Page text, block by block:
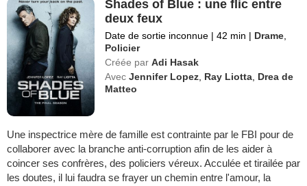
Shades of Blue : une flic entre
deux feux
Date de sortie inconnue | 42 min | Drame
Policier
Créée par Adi Hasak
Avec Jennifer Lopez Ray Liotta Drea de
Matteo
Une inspectrice mère de famille est contrainte par le FBI pour de
collaborer avec la branche anti-corruption afin de les aider à
coincer ses confrères, des policiers véreux. Acculée et tirailée par
les doutes, il lui faudra se frayer un chemin entre l'amour, la